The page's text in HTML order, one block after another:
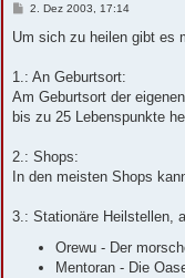
B
i
a
2. Dez 2003, 17:14
Um sich zu heilen gibt es
1.: An Geburtsort:
Am Geburtsort der
bis zu 25 Lebenspunkte
2.: Shops:
In den meisten Shops
3.: Stationäre Heilstellen,
Orewu - Der
Mentoran - Die